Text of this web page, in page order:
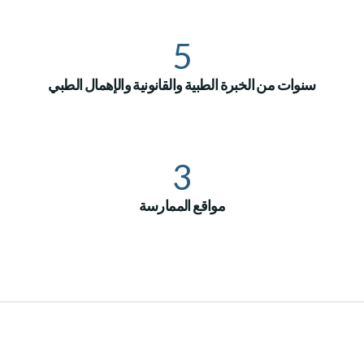
5
سنوات من الخبرة الطبية والقانونية والإهمال الطبي
3
مواقع الممارسة